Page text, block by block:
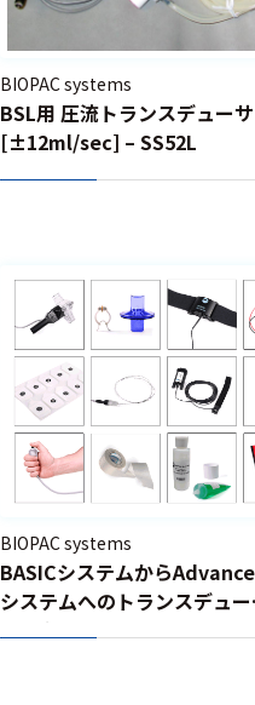
BIOPAC systems
BSL用 圧流トランスデューサ
[±12ml/sec] – SS52L
BIOPAC systems
BASICシステムから
システムへのトランスデュ
パック – BSLUPG